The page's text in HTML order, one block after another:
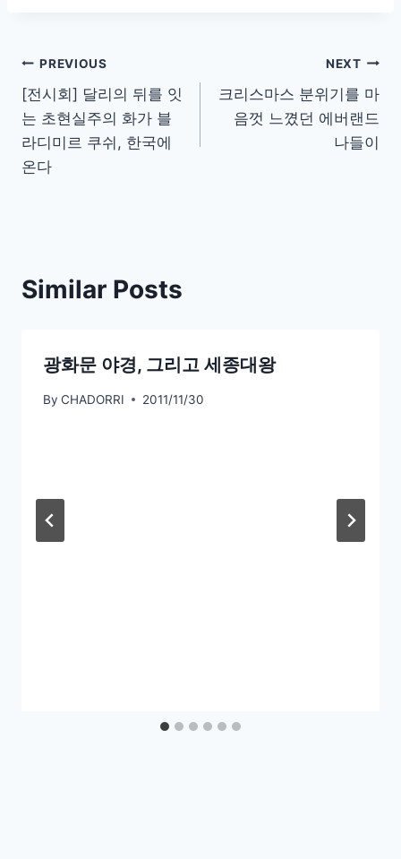
Post
navigation
PREVIOUS
[전시회] 달리의 뒤를 잇
는 초현실주의 화가 블
라디미르 쿠쉬, 한국에
온다
NEXT
크리스마스 분위기를 마
음껏 느꼈던 에버랜드
나들이
Similar Posts
광화문 야경, 그리고 세종대왕
By CHADORRI 2011/11/30